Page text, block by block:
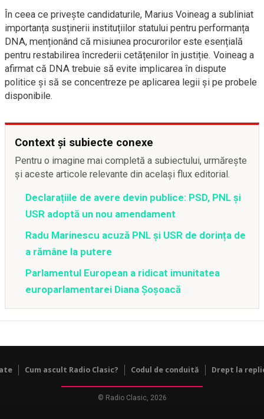
În ceea ce privește candidaturile, Marius Voineag a subliniat
importanța susținerii instituțiilor statului pentru performanța
DNA, menționând că misiunea procurorilor este esențială
pentru restabilirea încrederii cetățenilor în justiție. Voineag a
afirmat că DNA trebuie să evite implicarea în dispute
politice și să se concentreze pe aplicarea legii și pe probele
disponibile.
Context și subiecte conexe
Pentru o imagine mai completă a subiectului, urmărește
și aceste articole relevante din același flux editorial.
Declarațiile de avere devin publice: PSD, PNL și
USR adoptă un nou amendament
Radu Marinescu acuză PNL și USR de dorința de
a rămâne la putere
Parlamentul European a ridicat imunitatea
europarlamentarei Diana Șoșoacă
Cum ascult Radio Clasic? Codul de conduită Drept la
© Radio Clasic, 2026